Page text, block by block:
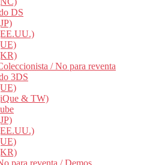
DS
/ No para reventa
3DS
& TW)